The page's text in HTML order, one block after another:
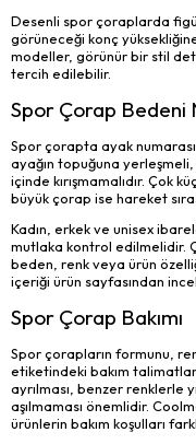
Desenli spor çoraplarda
görüneceği konç
modeller, görünür bir stil
tercih edilebilir.
Spor Çorap Bedeni
Spor çorapta ayak
ayağın topuğuna yerleşmeli,
içinde kırışmamalıdır. Çok
büyük çorap ise hareket
Kadın, erkek ve unisex
mutlaka kontrol edilmelidir.
beden, renk veya ürün
içeriği ürün sayfasından
Spor Çorap Bakımı
Spor çorapların formunu,
etiketindeki bakım
ayrılması, benzer renklerle
aşılmaması önemlidir.
ürünlerin bakım koşulları